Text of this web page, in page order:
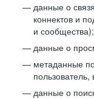
данные о
коннектов и
и сообщества);
данные о
метаданные
данные о